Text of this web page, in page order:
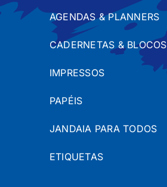
AGENDAS & PLANNERS
CADERNETAS & BLOCOS
IMPRESSOS
PAPÉIS
JANDAIA PARA TODOS
ETIQUETAS